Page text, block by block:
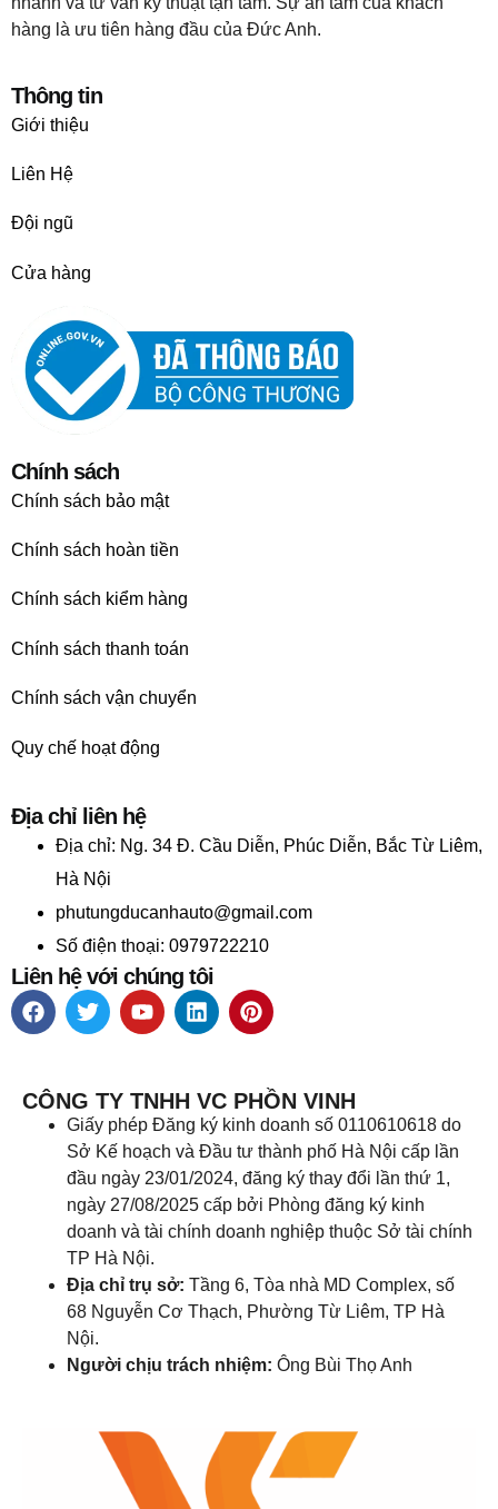
hàng là ưu tiên hàng đầu của Đức Anh.
Thông tin
Giới thiệu
Liên Hệ
Đội ngũ
Cửa hàng
Chính sách
Chính sách bảo mật
Chính sách hoàn tiền
Chính sách kiểm hàng
Chính sách thanh toán
Chính sách vận chuyển
Quy chế hoạt động
Địa chỉ liên hệ
Địa chỉ: Ng. 34 Đ. Cầu Diễn, Phúc Diễn, Bắc Từ Liêm,
Hà Nội
phutungducanhauto@gmail.com
Số điện thoại: 0979722210
Liên hệ với chúng tôi
CÔNG TY TNHH VC PHỒN VINH
Giấy phép Đăng ký kinh doanh số 0110610618 do
Sở Kế hoạch và Đầu tư thành phố Hà Nội cấp lần
đầu ngày 23/01/2024, đăng ký thay đổi lần thứ 1,
ngày 27/08/2025 cấp bởi Phòng đăng ký kinh
doanh và tài chính doanh nghiệp thuộc Sở tài chính
TP Hà Nội.
Địa chỉ trụ sở: Tầng 6, Tòa nhà MD Complex, số
68 Nguyễn Cơ Thạch, Phường Từ Liêm, TP Hà
Nội.
Người chịu trách nhiệm: Ông Bùi Thọ Anh